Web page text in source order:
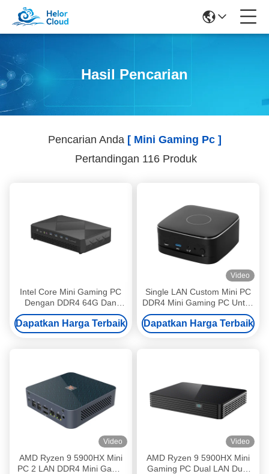
Hasil Pencarian
Pencarian Anda [ Mini Gaming Pc ]
Pertandingan 116 Produk
Intel Core Mini Gaming PC
Dengan DDR4 64G Dan
VEGA 4G Grafis Diskrit
Dapatkan Harga Terbaik
Video
Single LAN Custom Mini PC
DDR4 Mini Gaming PC Untuk
Rumah Dan Kantor
Dapatkan Harga Terbaik
Video
AMD Ryzen 9 5900HX Mini
PC 2 LAN DDR4 Mini Game
Video
AMD Ryzen 9 5900HX Mini
Gaming PC Dual LAN Dual